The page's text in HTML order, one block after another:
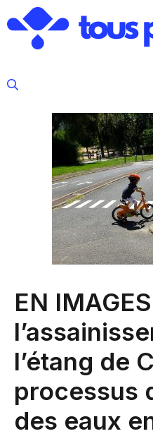
au
contenu
EN
l’étang de
processus
des eaux